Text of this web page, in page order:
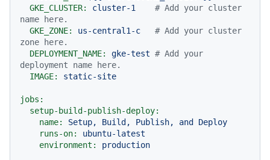
GKE_CLUSTER:
cluster-1
# Add your cluster
name here.
GKE_ZONE:
us-central1-c
# Add your cluster
zone here.
DEPLOYMENT_NAME:
gke-test # Add your
deployment name here.
IMAGE:
static-site
jobs:
setup-build-publish-deploy:
name:
Setup, Build, Publish, and
Deploy
runs-on:
ubuntu-latest
environment:
production